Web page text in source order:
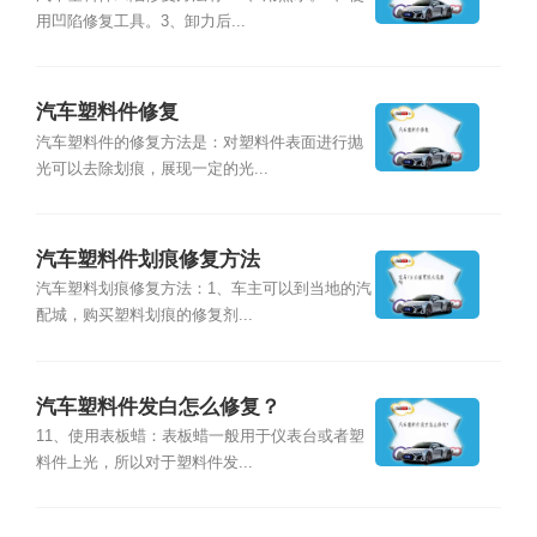
用凹陷修复工具。3、卸力后...
汽车塑料件修复
汽车塑料件的修复方法是：对塑料件表面进行抛
光可以去除划痕，展现一定的光...
汽车塑料件划痕修复方法
汽车塑料划痕修复方法：1、车主可以到当地的汽
配城，购买塑料划痕的修复剂...
汽车塑料件发白怎么修复？
11、使用表板蜡：表板蜡一般用于仪表台或者塑
料件上光，所以对于塑料件发...